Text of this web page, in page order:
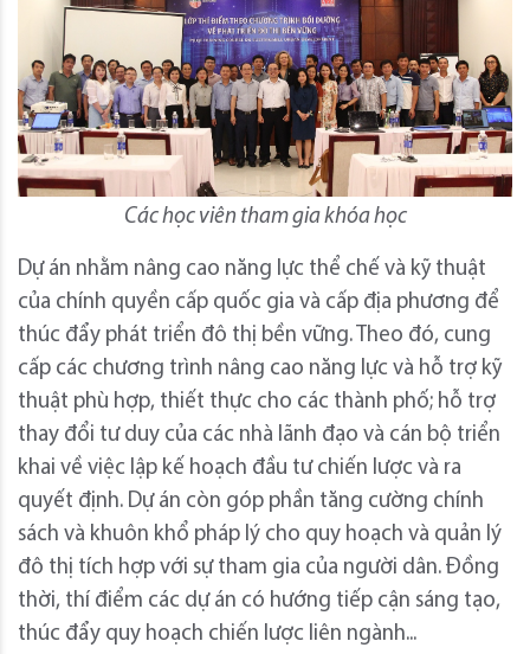
Các học viên tham gia khóa học
Dự án nhằm nâng cao năng lực thể chế và kỹ thuật
của chính quyền cấp quốc gia và cấp địa phương để
thúc đẩy phát triển đô thị bền vững. Theo đó, cung
cấp các chương trình nâng cao năng lực và hỗ trợ kỹ
thuật phù hợp, thiết thực cho các thành phố; hỗ trợ
thay đổi tư duy của các nhà lãnh đạo và cán bộ triển
khai về việc lập kế hoạch đầu tư chiến lược và ra
quyết định. Dự án còn góp phần tăng cường chính
sách và khuôn khổ pháp lý cho quy hoạch và quản lý
đô thị tích hợp với sự tham gia của người dân. Đồng
thời, thí điểm các dự án có hướng tiếp cận sáng tạo,
thúc đẩy quy hoạch chiến lược liên ngành...